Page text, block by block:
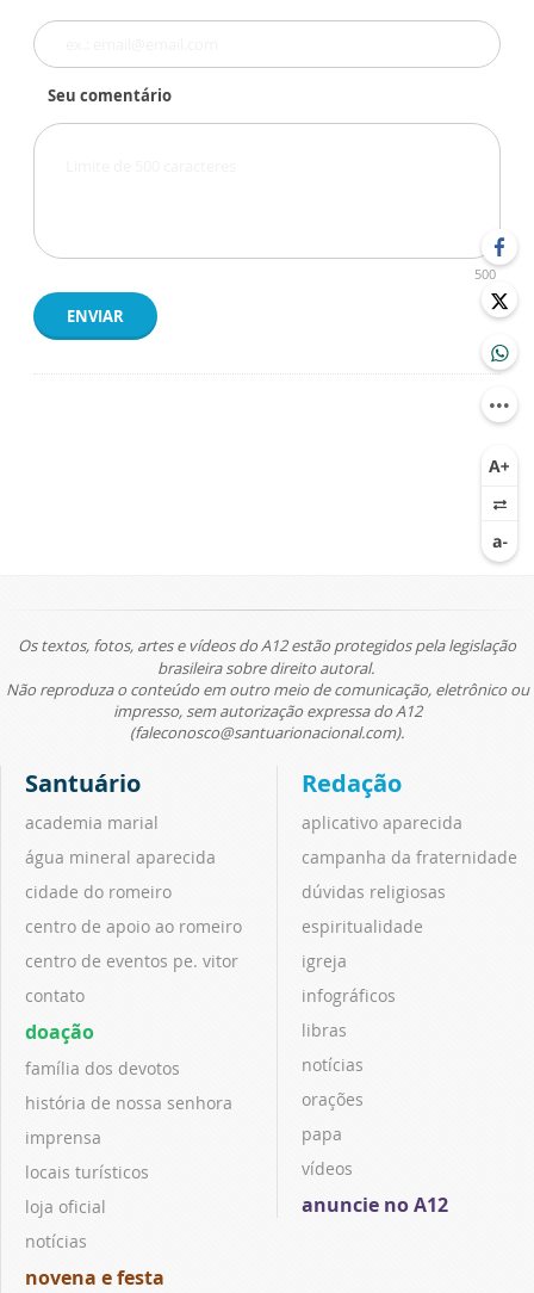
Seu comentário
500
ENVIAR
Os textos, fotos, artes e vídeos do A12 estão protegidos pela legislação
brasileira sobre direito autoral.
Não reproduza o conteúdo em outro meio de comunicação, eletrônico ou
impresso, sem autorização expressa do A12
(faleconosco@santuarionacional.com).
Santuário
academia marial
água mineral aparecida
cidade do romeiro
centro de apoio ao romeiro
centro de eventos pe. vitor
contato
doação
família dos devotos
história de nossa senhora
imprensa
locais turísticos
loja oficial
notícias
novena e festa
Redação
aplicativo aparecida
campanha da fraternidade
dúvidas religiosas
espiritualidade
igreja
infográficos
libras
notícias
orações
papa
vídeos
anuncie no A12